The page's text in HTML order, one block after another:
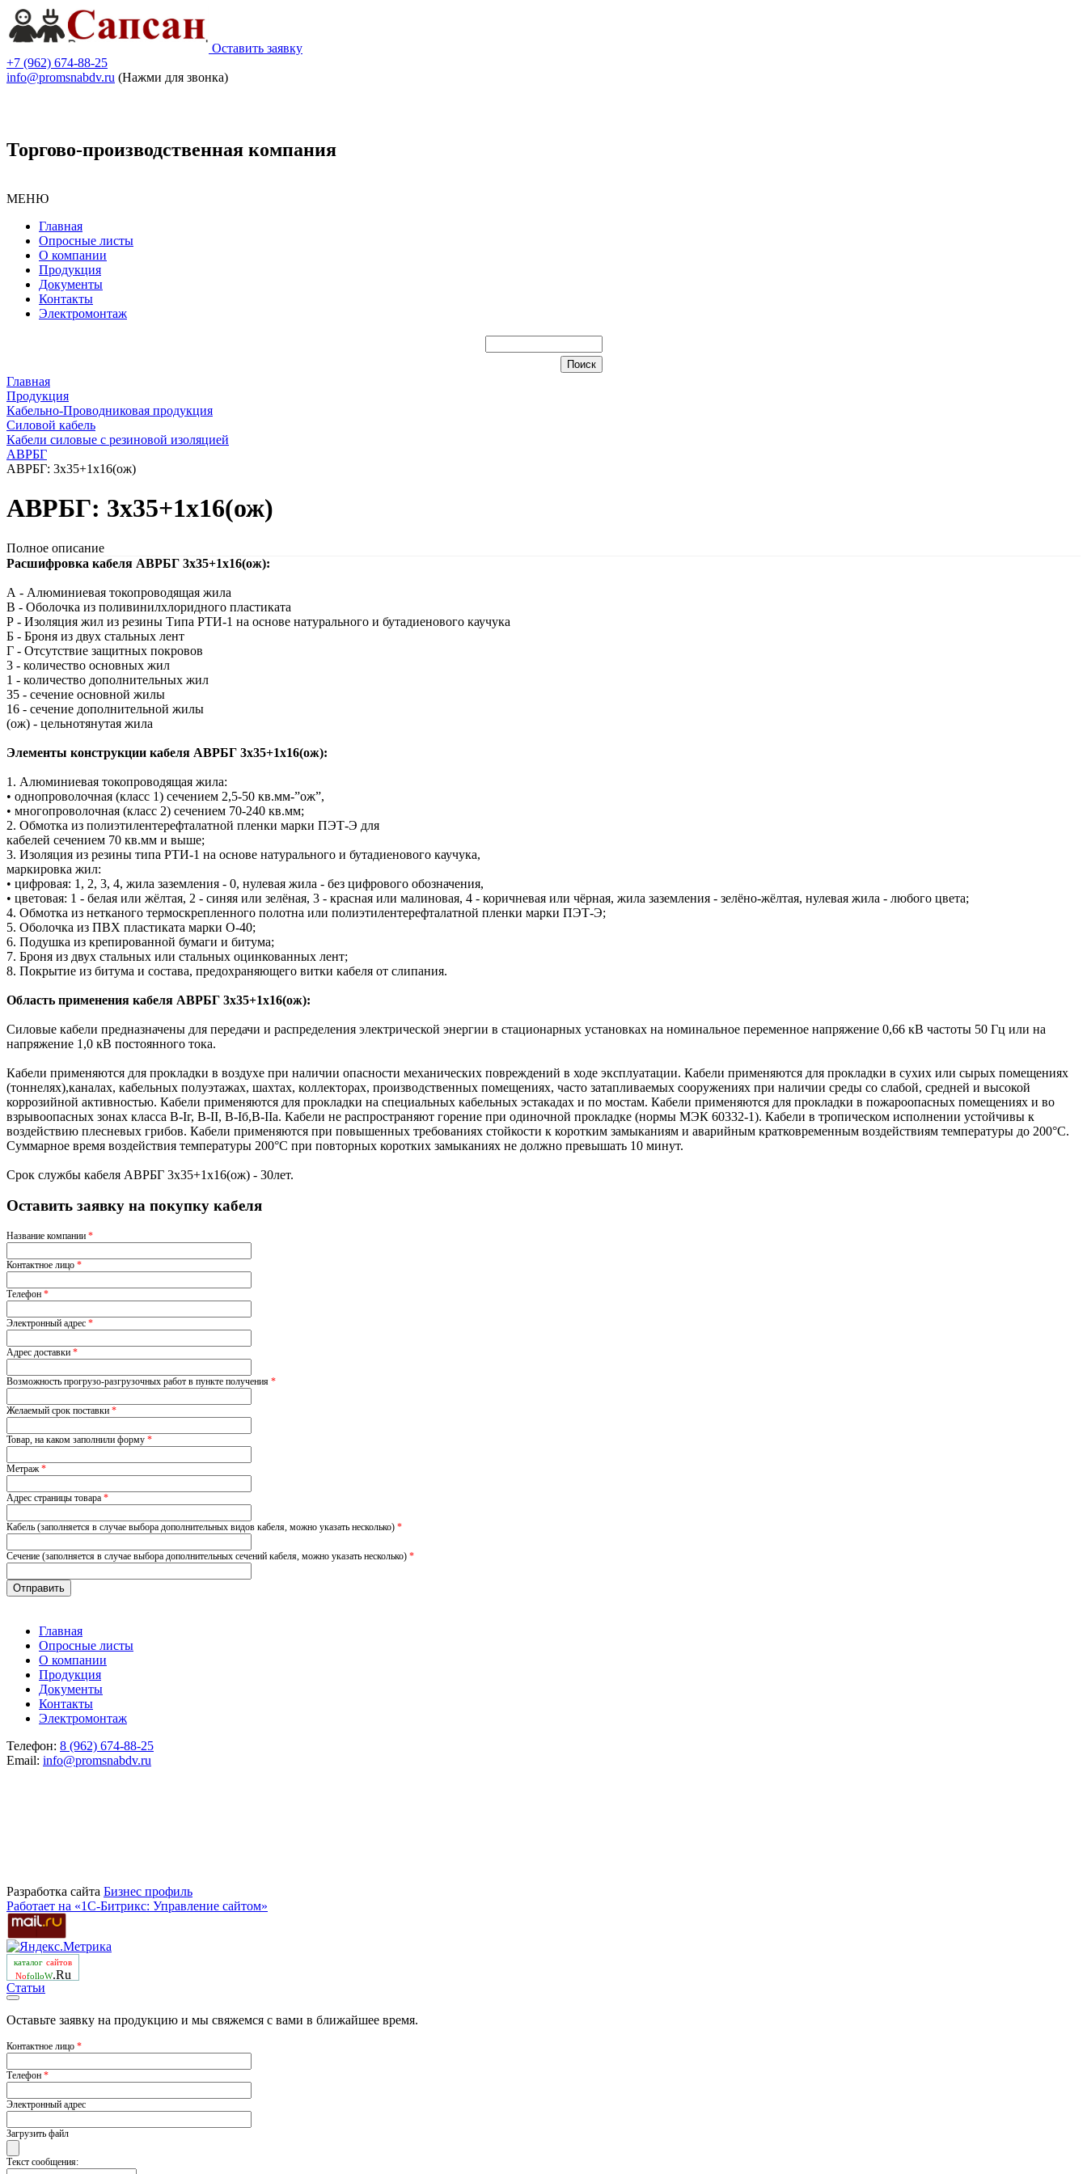
Оставить заявку
+7 (962) 674-88-25
info@promsnabdv.ru (Нажми для звонка)
Торгово-производственная компания
МЕНЮ
Главная
Опросные листы
О компании
Продукция
Документы
Контакты
Электромонтаж
Главная
Продукция
Кабельно-Проводниковая продукция
Силовой кабель
Кабели силовые с резиновой изоляцией
АВРБГ
АВРБГ: 3х35+1х16(ож)
АВРБГ: 3х35+1х16(ож)
Полное описание
Расшифровка кабеля АВРБГ 3х35+1х16(ож):
А - Алюминиевая токопроводящая жила
В - Оболочка из поливинилхлоридного пластиката
Р - Изоляция жил из резины Типа РТИ-1 на основе натурального и бутадиенового каучука
Б - Броня из двух стальных лент
Г - Отсутствие защитных покровов
3 - количество основных жил
1 - количество дополнительных жил
35 - сечение основной жилы
16 - сечение дополнительной жилы
(ож) - цельнотянутая жила
Элементы конструкции кабеля АВРБГ 3х35+1х16(ож):
1. Алюминиевая токопроводящая жила:
• однопроволочная (класс 1) сечением 2,5-50 кв.мм-”ож”,
• многопроволочная (класс 2) сечением 70-240 кв.мм;
2. Обмотка из полиэтилентерефталатной пленки марки ПЭТ-Э для
кабелей сечением 70 кв.мм и выше;
3. Изоляция из резины типа РТИ-1 на основе натурального и бутадиенового каучука,
маркировка жил:
• цифровая: 1, 2, 3, 4, жила заземления - 0, нулевая жила - без цифрового обозначения,
• цветовая: 1 - белая или жёлтая, 2 - синяя или зелёная, 3 - красная или малиновая, 4 - коричневая или чёрная, жила заземления - зелёно-жёлтая, нулевая жила - любого цвета;
4. Обмотка из нетканого термоскрепленного полотна или полиэтилентерефталатной пленки марки ПЭТ-Э;
5. Оболочка из ПВХ пластиката марки О-40;
6. Подушка из крепированной бумаги и битума;
7. Броня из двух стальных или стальных оцинкованных лент;
8. Покрытие из битума и состава, предохраняющего витки кабеля от слипания.
Область применения кабеля АВРБГ 3х35+1х16(ож):
Силовые кабели предназначены для передачи и распределения электрической энергии в стационарных установках на номинальное переменное напряжение 0,66 кВ частоты 50 Гц или на
напряжение 1,0 кВ постоянного тока.
Кабели применяются для прокладки в воздухе при наличии опасности механических повреждений в ходе эксплуатации. Кабели применяются для прокладки в сухих или сырых помещениях
(тоннелях),каналах, кабельных полуэтажах, шахтах, коллекторах, производственных помещениях, часто затапливаемых сооружениях при наличии среды со слабой, средней и высокой
коррозийной активностью. Кабели применяются для прокладки на специальных кабельных эстакадах и по мостам. Кабели применяются для прокладки в пожароопасных помещениях и во
взрывоопасных зонах класса В-Iг, В-II, В-Iб,В-IIа. Кабели не распространяют горение при одиночной прокладке (нормы МЭК 60332-1). Кабели в тропическом исполнении устойчивы к
воздействию плесневых грибов. Кабели применяются при повышенных требованиях стойкости к коротким замыканиям и аварийным кратковременным воздействиям температуры до 200°С.
Суммарное время воздействия температуры 200°С при повторных коротких замыканиях не должно превышать 10 минут.
Срок службы кабеля АВРБГ 3х35+1х16(ож) - 30лет.
Оставить заявку на покупку кабеля
Название компании *
Контактное лицо *
Телефон *
Электронный адрес *
Адрес доставки *
Возможность прогрузо-разгрузочных работ в пункте получения *
Желаемый срок поставки *
Товар, на каком заполнили форму *
Метраж*
Адрес страницы товара *
Кабель (заполняется в случае выбора дополнительных видов кабеля, можно указать несколько) *
Сечение (заполняется в случае выбора дополнительных сечений кабеля, можно указать несколько) *
Главная
Опросные листы
О компании
Продукция
Документы
Контакты
Электромонтаж
Телефон: 8 (962) 674-88-25
Email: info@promsnabdv.ru
Разработка сайта Бизнеc профиль
Работает на «1С-Битрикс: Управление сайтом»
каталог сайтов
NofolloW.Ru
Статьи
Оставьте заявку на продукцию и мы свяжемся с вами в ближайшее время.
Контактное лицо *
Телефон *
Электронный адрес
Загрузить файл
Текст сообщения: